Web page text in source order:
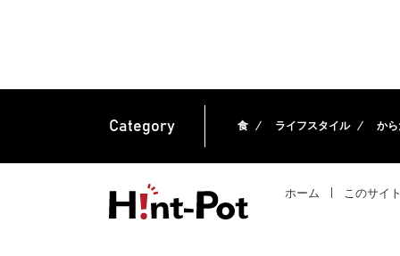
Category 食 ライフスタイル か
ホーム このサイ